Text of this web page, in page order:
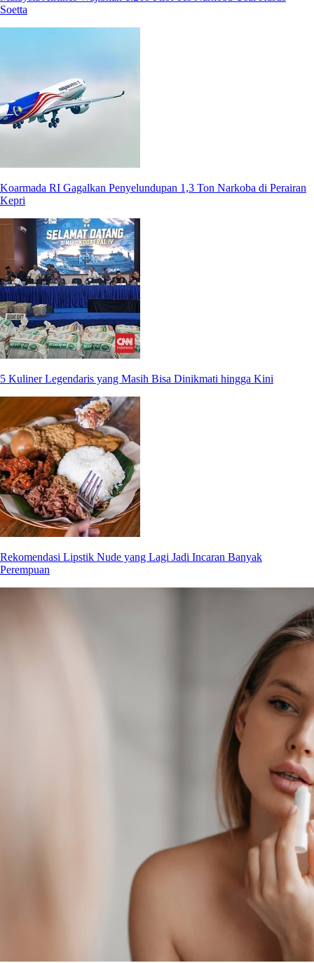
Soetta
Koarmada RI Gagalkan Penyelundupan 1,3 Ton Narkoba di Perairan
Kepri
5 Kuliner Legendaris yang Masih Bisa Dinikmati hingga Kini
Rekomendasi Lipstik Nude yang Lagi Jadi Incaran Banyak
Perempuan